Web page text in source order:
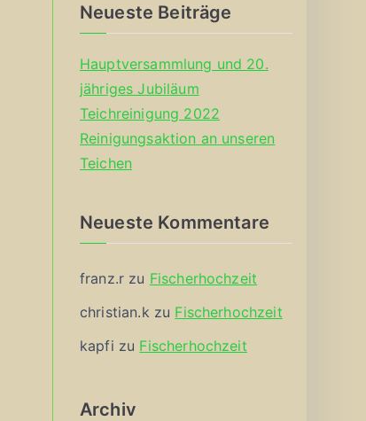
Neueste Beiträge
Hauptversammlung und 20.
jähriges Jubiläum
Teichreinigung 2022
Reinigungsaktion an unseren
Teichen
Neueste Kommentare
franz.r zu Fischerhochzeit
christian.k zu Fischerhochzeit
kapfi zu Fischerhochzeit
Archiv